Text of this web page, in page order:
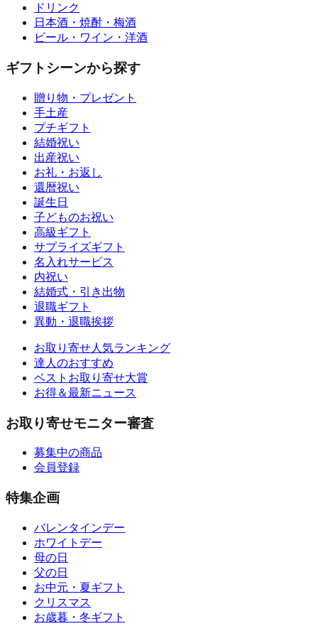
ドリンク
日本酒・焼酎・梅酒
ビール・ワイン・洋酒
ギフトシーンから探す
贈り物・プレゼント
手土産
プチギフト
結婚祝い
出産祝い
お礼・お返し
還暦祝い
誕生日
子どものお祝い
高級ギフト
サプライズギフト
名入れサービス
内祝い
結婚式・引き出物
退職ギフト
異動・退職挨拶
お取り寄せ人気ランキング
達人のおすすめ
ベストお取り寄せ大賞
お得＆最新ニュース
お取り寄せモニター審査
募集中の商品
会員登録
特集企画
バレンタインデー
ホワイトデー
母の日
父の日
お中元・夏ギフト
クリスマス
お歳暮・冬ギフト